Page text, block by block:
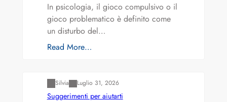
In psicologia, il gioco compulsivo o il
gioco problematico è definito come
un disturbo del…
Read More…
Silvia Luglio 31, 2026
Suggerimenti per aiutarti